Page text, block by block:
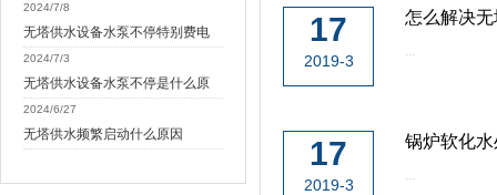
2024/7/8
无塔供水设备水泵不停特别费电
2024/7/3
无塔供水设备水泵不停是什么原
2024/6/27
无塔供水频繁启动什么原因
17
2019-3
怎么解决
...
17
2019-3
锅炉软化
...